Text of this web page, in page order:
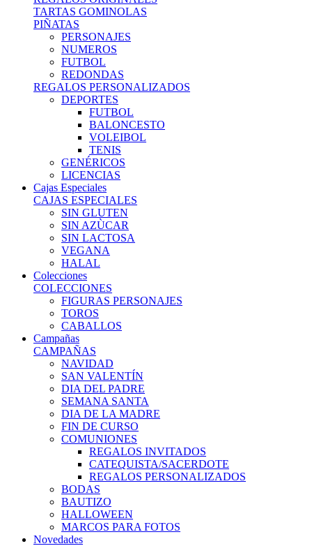
TARTAS GOMINOLAS
PIÑATAS
PERSONAJES
NUMEROS
FUTBOL
REDONDAS
REGALOS PERSONALIZADOS
DEPORTES
FUTBOL
BALONCESTO
VOLEIBOL
TENIS
GENÉRICOS
LICENCIAS
Cajas Especiales
CAJAS ESPECIALES
SIN GLUTEN
SIN AZÙCAR
SIN LACTOSA
VEGANA
HALAL
Colecciones
COLECCIONES
FIGURAS PERSONAJES
TOROS
CABALLOS
Campañas
CAMPAÑAS
NAVIDAD
SAN VALENTÍN
DIA DEL PADRE
SEMANA SANTA
DIA DE LA MADRE
FIN DE CURSO
COMUNIONES
REGALOS INVITADOS
CATEQUISTA/SACERDOTE
REGALOS PERSONALIZADOS
BODAS
BAUTIZO
HALLOWEEN
MARCOS PARA FOTOS
Novedades